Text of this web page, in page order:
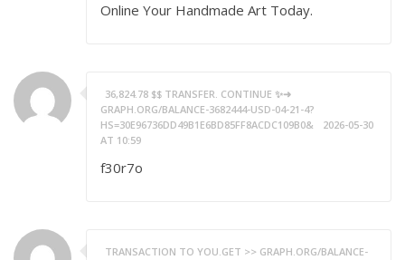
Online Your Handmade Art Today.
36,824.78 $$ TRANSFER. CONTINUE ✨➜
GRAPH.ORG/BALANCE-3682444-USD-04-21-4?
HS=30E96736DD49B1E6BD85FF8ACDC109B0&
2026-05-30
AT 10:59
f30r7o
TRANSACTION TO YOU.GET >> GRAPH.ORG/BALANCE-